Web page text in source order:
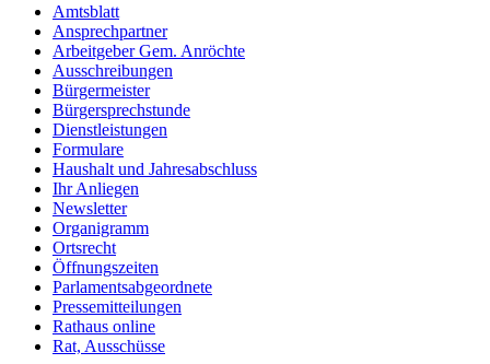
Amtsblatt
Ansprechpartner
Arbeitgeber Gem. Anröchte
Ausschreibungen
Bürgermeister
Bürgersprechstunde
Dienstleistungen
Formulare
Haushalt und Jahresabschluss
Ihr Anliegen
Newsletter
Organigramm
Ortsrecht
Öffnungszeiten
Parlamentsabgeordnete
Pressemitteilungen
Rathaus online
Rat, Ausschüsse